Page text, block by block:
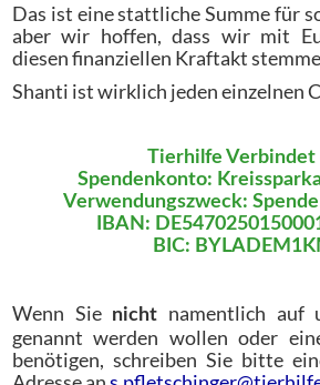
Das ist eine stattliche Summe für
aber wir hoffen, dass wir mit
diesen finanziellen Kraftakt
Shanti ist wirklich jeden einzelnen
Tierhilfe Verbindet
Spendenkonto:
Verwendungszweck:
IBAN:
BIC:
Wenn Sie nicht
namentlich auf
genannt werden wollen oder
benötigen, schreiben Sie bitte